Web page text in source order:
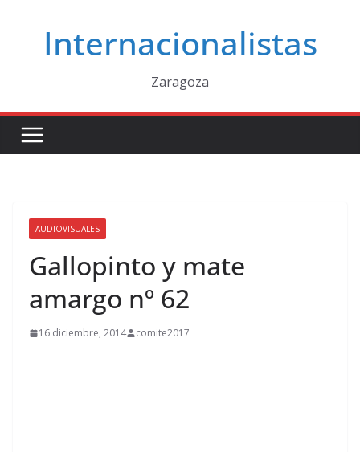
contenidoInternacionalistas
Zaragoza
AUDIOVISUALES
Gallopinto y mate
amargo nº 62
16 diciembre, 2014 comite2017